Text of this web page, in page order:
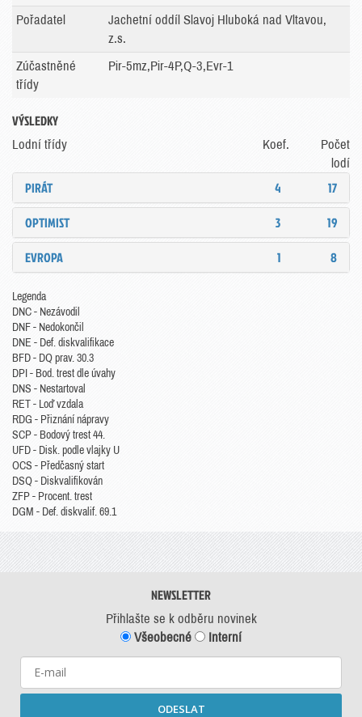
Pořadatel
Jachetní oddíl Slavoj Hluboká nad Vltavou,
z.s.
Zúčastněné
třídy
Pir-5mz,Pir-4P,Q-3,Evr-1
VÝSLEDKY
Lodní třídy Koef.
Počet
lodí
PIRÁT 4
17
OPTIMIST
3
19
EVROPA
1 8
Legenda
DNC - Nezávodil
DNF - Nedokončil
DNE - Def. diskvalifikace
BFD - DQ prav. 30.3
DPI - Bod. trest dle úvahy
DNS - Nestartoval
RET - Loď vzdala
RDG - Přiznání nápravy
SCP - Bodový trest 44.
UFD - Disk. podle vlajky U
OCS - Předčasný start
DSQ - Diskvalifikován
ZFP - Procent. trest
DGM - Def. diskvalif. 69.1
NEWSLETTER
Přihlašte se k odběru novinek
Všeobecné
Interní
ODESLAT